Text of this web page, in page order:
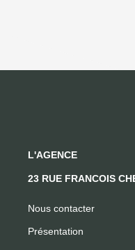
L'AGENCE
23 RUE FRANCOIS
Nous contacter
Présentation